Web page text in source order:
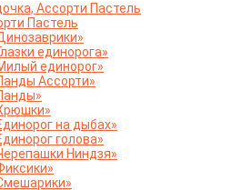
Ассорти Пастель
Пастель
единорога»
единорог»
Ассорти»
на дыбах»
голова»
Ниндзя»